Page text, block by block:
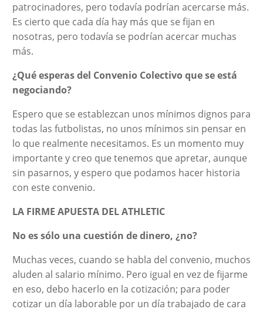
patrocinadores, pero todavía podrían acercarse más.
Es cierto que cada día hay más que se fijan en
nosotras, pero todavía se podrían acercar muchas
más.
¿Qué esperas del Convenio Colectivo que se está
negociando?
Espero que se establezcan unos mínimos dignos para
todas las futbolistas, no unos mínimos sin pensar en
lo que realmente necesitamos. Es un momento muy
importante y creo que tenemos que apretar, aunque
sin pasarnos, y espero que podamos hacer historia
con este convenio.
LA FIRME APUESTA DEL ATHLETIC
No es sólo una cuestión de dinero, ¿no?
Muchas veces, cuando se habla del convenio, muchos
aluden al salario mínimo. Pero igual en vez de fijarme
en eso, debo hacerlo en la cotización; para poder
cotizar un día laborable por un día trabajado de cara